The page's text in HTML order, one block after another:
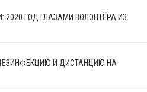
ГОД ГЛАЗАМИ ВОЛОНТЁРА ИЗ
И ДИСТАНЦИЮ НА